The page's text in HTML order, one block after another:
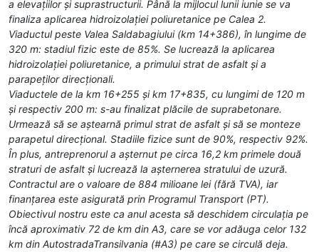
a elevațiilor și suprastructurii. Până la mijlocul lunii iunie se va
finaliza aplicarea hidroizolației poliuretanice pe Calea 2.
Viaductul peste Valea Saldabagiului (km 14+386), în lungime de
320 m: stadiul fizic este de 85%. Se lucrează la aplicarea
hidroizolației poliuretanice, a primului strat de asfalt și a
parapeților direcționali.
Viaductele de la km 16+255 și km 17+835, cu lungimi de 120 m
și respectiv 200 m: s-au finalizat plăcile de suprabetonare.
Urmează să se aștearnă primul strat de asfalt și să se monteze
parapetul direcțional. Stadiile fizice sunt de 90%, respectiv 92%.
În plus, antreprenorul a așternut pe circa 16,2 km primele două
straturi de asfalt și lucrează la așternerea stratului de uzură.
Contractul are o valoare de 884 milioane lei (fără TVA), iar
finanțarea este asigurată prin Programul Transport (PT).
Obiectivul nostru este ca anul acesta să deschidem circulația pe
încă aproximativ 72 de km din A3, care se vor adăuga celor 132
km din AutostradaTransilvania (#A3) pe care se circulă deja.